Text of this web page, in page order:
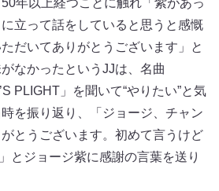
立って話をしていると思うと感慨
だいてありがとうございます」と
なかったというJJは、名曲
PLIGHT」を聞いて“やりたい”と気
を振り返り、「ジョージ、チャン
とうございます。初めて言うけど
とジョージ紫に感謝の言葉を送り